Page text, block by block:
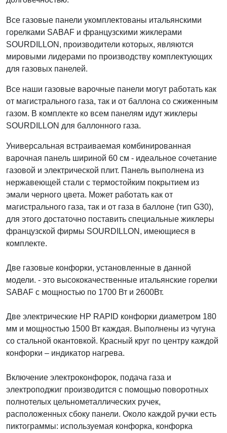
Все газовые панели укомплектованы итальянскими
горелками SABAF и французскими жиклерами
SOURDILLON, производители которых, являются
мировыми лидерами по производству комплектующих
для газовых панелей.
Все наши газовые варочные панели могут работать как
от магистрального газа, так и от баллона со сжиженным
газом. В комплекте ко всем панелям идут жиклеры
SOURDILLON для баллонного газа.
Универсальная встраиваемая комбинированная
варочная панель шириной 60 см - идеальное сочетание
газовой и электрической плит. Панель выполнена из
нержавеющей стали с термостойким покрытием из
эмали черного цвета. Может работать как от
магистрального газа, так и от газа в баллоне (тип G30),
для этого достаточно поставить специальные жиклеры
французской фирмы SOURDILLON, имеющиеся в
комплекте.
Две газовые конфорки, установленные в данной
модели. - это высококачественные итальянские горелки
SABAF с мощностью по 1700 Вт и 2600Вт.
Две электрические HP RAPID конфорки диаметром 180
мм и мощностью 1500 Вт каждая. Выполнены из чугуна
со стальной окантовкой. Красный круг по центру каждой
конфорки – индикатор нагрева.
Включение электроконфорок, подача газа и
электроподжиг производится с помощью поворотных
полнотелых цельнометаллических ручек,
расположенных сбоку панели. Около каждой ручки есть
пиктограммы: используемая конфорка, конфорка